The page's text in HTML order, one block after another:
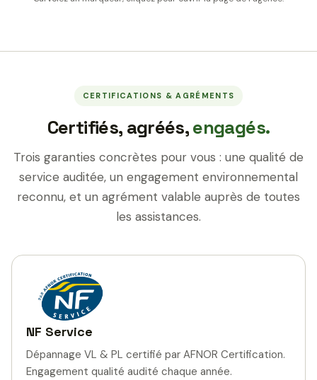
CERTIFICATIONS & AGRÉMENTS
Certifiés, agréés,engagés.
Trois garanties concrètes pour vous : une qualité de
service auditée, un engagement environnemental
reconnu, et un agrément valable auprès de toutes
les assistances.
NF Service
Dépannage VL & PL certifié par AFNOR Certification.
Engagement qualité audité chaque année.